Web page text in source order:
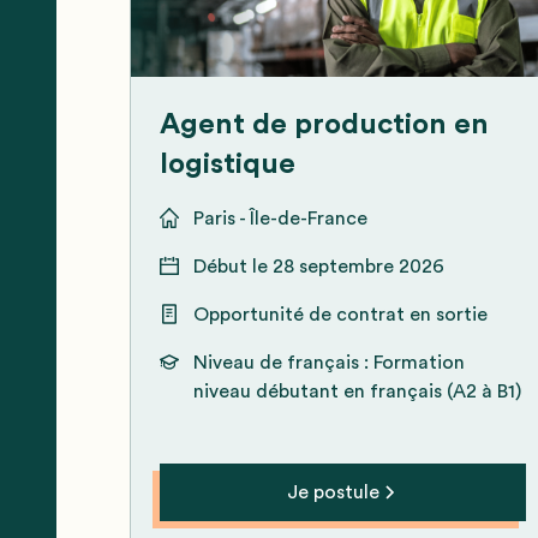
Agent de production en
logistique
Paris - Île-de-France
Début le 28 septembre 2026
Opportunité de contrat en sortie
Niveau de français : Formation
niveau débutant en français (A2 à B1)
Je postule